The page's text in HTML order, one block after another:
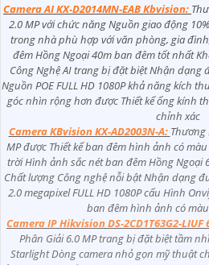
Camera AI KX-D2014MN-EAB Kbvision:
2.0 MP với chức năng Nguồn giao động
trong nhà phù hợp với văn phòng, gia
đêm Hồng Ngoại 40m ban đêm tốt nhất
Công Nghệ AI trang bị đặt biệt Nhận dạng
Nguồn POE FULL HD 1080P khả năng kích
góc nhìn rộng hơn được Thiết kế ống kính
chỉnh xác
Camera KBvision KX-AD2003N-A: Thương
MP được Thiết kế ban đêm hình ảnh có
trời Hình ảnh sắc nét ban đêm Hồng Ngoại
Chất lượng Công nghệ nỗi bật Nhận dạng
2.0 megapixel FULL HD 1080P cấu Hình
ban đêm hình ảnh có
Camera IP Hikvision DS-2CD1T63G2-LIUF
Phân Giải 6.0 MP trang bị đặt biệt tầm
Starlight Dòng camera nhỏ gọn mỹ thuật